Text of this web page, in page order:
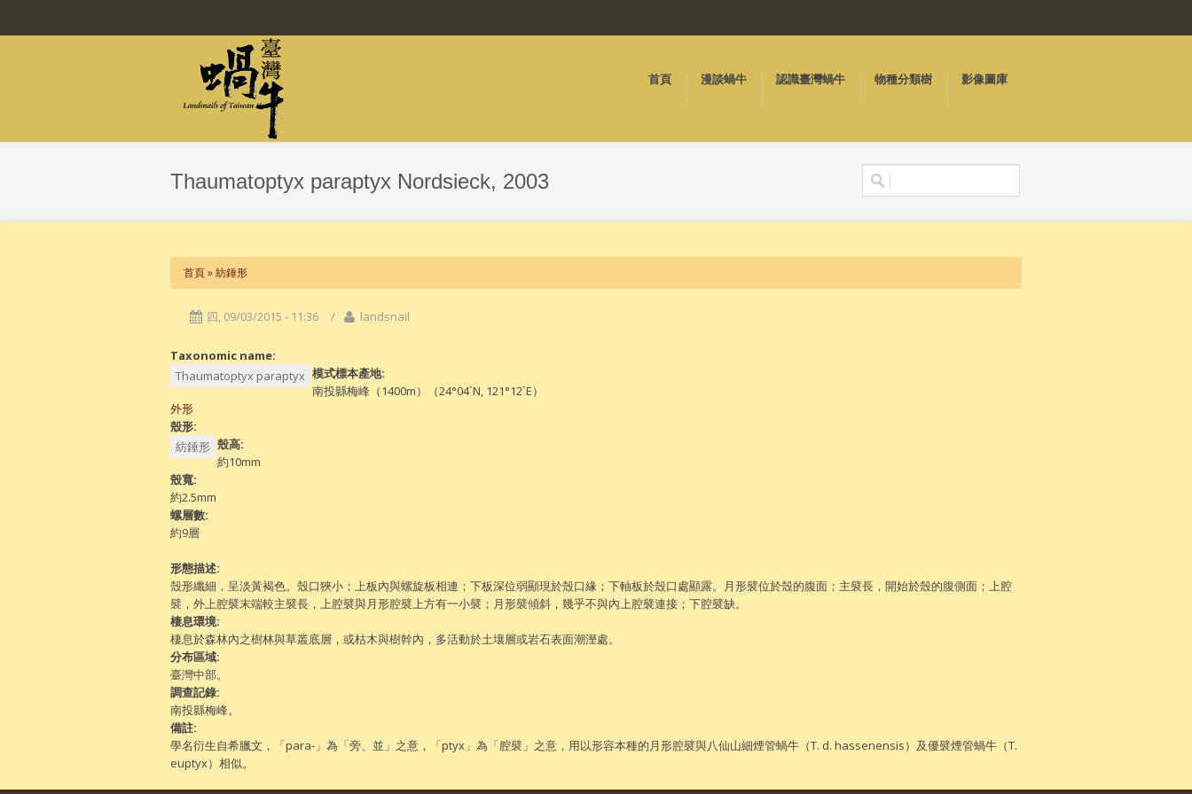
首頁 漫談蝸牛 認識臺灣蝸牛 物種分類樹 影像圖庫
Thaumatoptyx paraptyx Nordsieck, 2003 搜尋表單
搜尋
您在這裡
首頁»紡錘形
四, 09/03/2015 - 11:36 / landsnail
Taxonomic name:
Thaumatoptyx paraptyx 模式標本產地:
南投縣梅峰（1400m）（24°04´N, 121°12´E）
隱藏
外形
殼形:
紡錘形 殼高:
約10mm
殼寬:
約2.5mm
螺層數:
約9層
形態描述:
殼形纖細，呈淡黃褐色。殼口狹小；上板內與螺旋板相連；下板深位弱顯現於殼口緣；下軸板於殼口處顯露。月形襞位於殼的腹面；主襞長，開始於殼的腹側面；上腔
襞，外上腔襞末端較主襞長，上腔襞與月形腔襞上方有一小襞；月形襞傾斜，幾乎不與內上腔襞連接；下腔襞缺。
棲息環境:
棲息於森林內之樹林與草叢底層，或枯木與樹幹內，多活動於土壤層或岩石表面潮溼處。
分布區域:
臺灣中部。
調查記錄:
南投縣梅峰。
備註:
學名衍生自希臘文，「para-」為「旁、並」之意，「ptyx」為「腔襞」之意，用以形容本種的月形腔襞與八仙山細煙管蝸牛（T. d. hassenensis）及優襞煙管蝸牛（T.
euptyx）相似。